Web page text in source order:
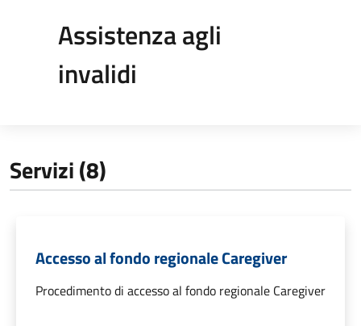
Assistenza agli
invalidi
Servizi (8)
Accesso al fondo regionale Caregiver
Procedimento di accesso al fondo regionale Caregiver